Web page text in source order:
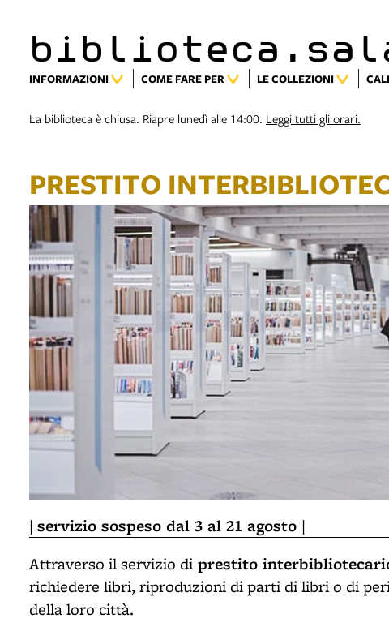
INFORMAZIONI COME FARE PER LE COLLEZIONI
La biblioteca è chiusa. Riapre lunedì alle 14:00. Leggi tutti gli orari.
PRESTITO
| servizio sospeso dal 3 al 21 agosto |
Attraverso il servizio di prestito
richiedere libri, riproduzioni di parti di libri o di
della loro città.